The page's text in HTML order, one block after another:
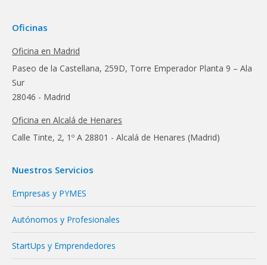
Oficinas
Oficina en Madrid
Paseo de la Castellana, 259D, Torre Emperador Planta 9 – Ala
Sur
28046 - Madrid
Oficina en Alcalá de Henares
Calle Tinte, 2, 1º A 28801 - Alcalá de Henares (Madrid)
Nuestros Servicios
Empresas y PYMES
Autónomos y Profesionales
StartUps y Emprendedores